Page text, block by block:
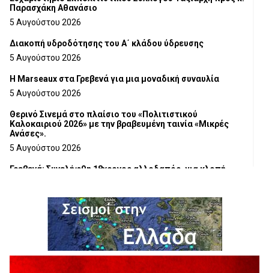
Παρασχάκη Αθανάσιο
5 Αυγούστου 2026
Διακοπή υδροδότησης του Α΄ κλάδου ύδρευσης
5 Αυγούστου 2026
Η Marseaux στα Γρεβενά για μια μοναδική συναυλία
5 Αυγούστου 2026
Θερινό Σινεμά στο πλαίσιο του «Πολιτιστικού
Καλοκαιριού 2026» με την βραβευμένη ταινία «Μικρές
Ανάσες».
5 Αυγούστου 2026
Γρεβενά: Συνελήφθη 18χρονος αλλοδαπός, για κλοπή
ΑΗ ΛΑΟΣ | 5 Αυγούστου | Υπαίθριο Θέατρο “Καστράκι”,
5 Αυγούστου 2026
41η Γιορτή Κρασιού στο Τρίκωμο – «Γιορτή Παράδοσης»